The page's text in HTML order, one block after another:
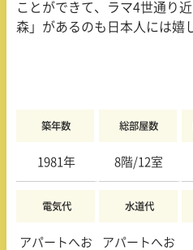
ことができて、ラマ4世通り
森」があるのも日本人には嬉
築年数 総部屋数
1981年 8階/12室
電気代 水道代
アパートへお
アパートへお